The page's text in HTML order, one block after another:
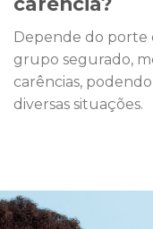
Depende do porte
grupo segurado,
carências,
diversas situações.